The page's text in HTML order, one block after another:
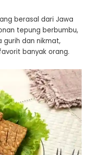
berasal dari Jawa
tepung berbumbu,
gurih dan nikmat,
banyak orang.